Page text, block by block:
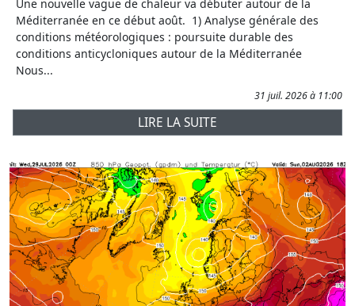
Une nouvelle vague de chaleur va débuter autour de la
Méditerranée en ce début août. 1) Analyse générale des
conditions météorologiques : poursuite durable des
conditions anticycloniques autour de la Méditerranée
Nous...
31 juil. 2026 à 11:00
LIRE LA SUITE